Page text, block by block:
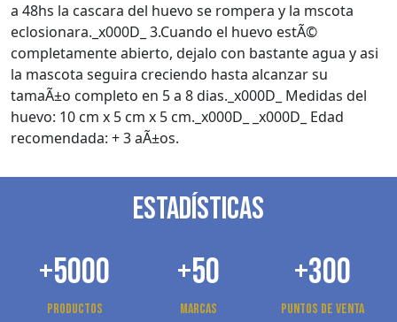
a 48hs la cascara del huevo se rompera y la mscota
eclosionara._x000D_ 3.Cuando el huevo estÃ©
completamente abierto, dejalo con bastante agua y asi
la mascota seguira creciendo hasta alcanzar su
tamaÃ±o completo en 5 a 8 dias._x000D_ Medidas del
huevo: 10 cm x 5 cm x 5 cm._x000D_ _x000D_ Edad
recomendada: + 3 aÃ±os.
ESTADÍSTICAS
+5000
Productos
+50
Marcas
+300
Puntos de venta